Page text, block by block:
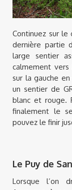
Continuez sur le
dernière partie
large sentier
calmement
sur la gauche
un sentier de
blanc et rouge.
finalement le
pouvez le finir
Le Puy de
Lorsque l’on